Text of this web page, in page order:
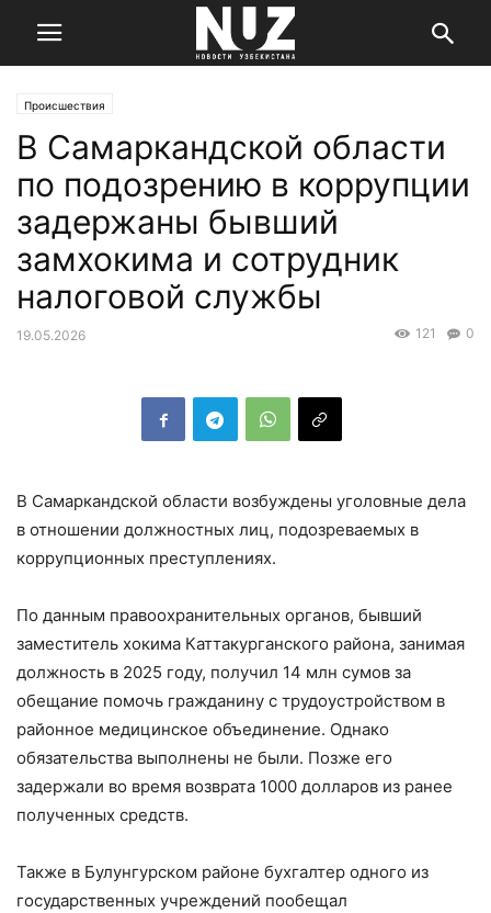
Происшествия
В Самаркандской области
по подозрению в коррупции
задержаны бывший
замхокима и сотрудник
налоговой службы
19.05.2026 0
121
В Самаркандской области возбуждены уголовные дела
в отношении должностных лиц, подозреваемых в
коррупционных преступлениях.
По данным правоохранительных органов, бывший
заместитель хокима Каттакурганского района, занимая
должность в 2025 году, получил 14 млн сумов за
обещание помочь гражданину с трудоустройством в
районное медицинское объединение. Однако
обязательства выполнены не были. Позже его
задержали во время возврата 1000 долларов из ранее
полученных средств.
Также в Булунгурском районе бухгалтер одного из
государственных учреждений пообещал